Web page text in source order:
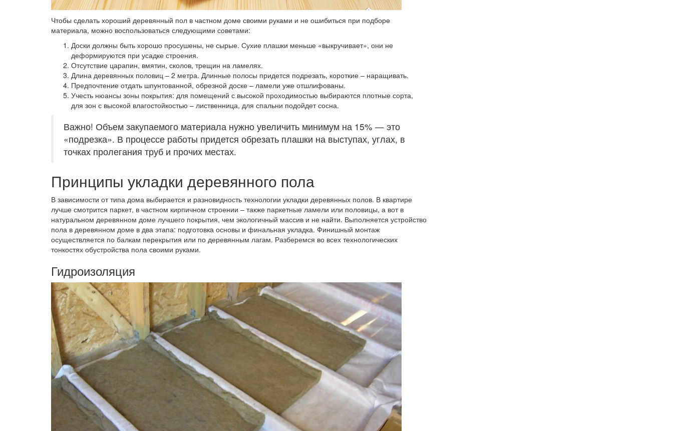
Чтобы сделать хороший деревянный пол в частном доме своими руками и не ошибиться при подборе
материала, можно воспользоваться следующими советами:
Доски должны быть хорошо просушены, не сырые. Сухие плашки меньше «выкручивает», они не
деформируются при усадке строения.
Отсутствие царапин, вмятин, сколов, трещин на ламелях.
Длина деревянных половиц – 2 метра. Длинные полосы придется подрезать, короткие – наращивать.
Предпочтение отдать шпунтованной, обрезной доске – ламели уже отшлифованы.
Учесть нюансы зоны покрытия: для помещений с высокой проходимостью выбираются плотные сорта,
для зон с высокой влагостойкостью – лиственница, для спальни подойдет сосна.
Важно! Объем закупаемого материала нужно увеличить минимум на 15% — это
«подрезка». В процессе работы придется обрезать плашки на выступах, углах, в
точках пролегания труб и прочих местах.
Принципы укладки деревянного пола
В зависимости от типа дома выбирается и разновидность технологии укладки деревянных полов. В квартире
лучше смотрится паркет, в частном кирпичном строении – также паркетные ламели или половицы, а вот в
натуральном деревянном доме лучшего покрытия, чем экологичный массив и не найти. Выполняется устройство
пола в деревянном доме в два этапа: подготовка основы и финальная укладка. Финишный монтаж
осуществляется по балкам перекрытия или по деревянным лагам. Разберемся во всех технологических
тонкостях обустройства пола своими руками.
Гидроизоляция